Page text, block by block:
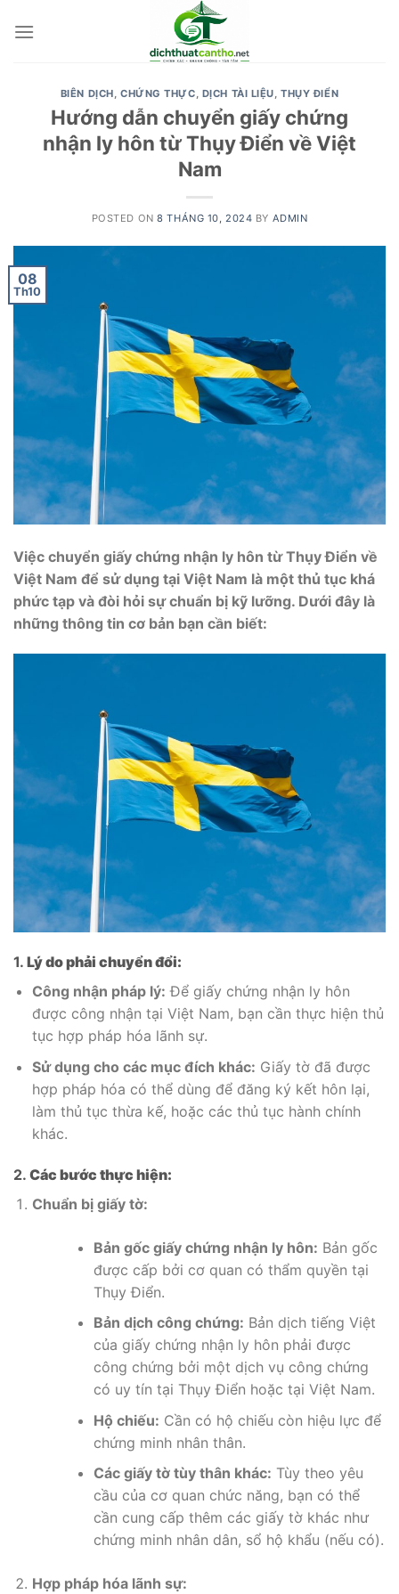
BIÊN DỊCH, CHỨNG THỰC, DỊCH TÀI LIỆU,THỤY ĐIỂN
Hướng dẫn chuyển giấy chứng
nhận ly hôn từ Thụy Điển về Việt
Nam
POSTED ON8 THÁNG 10, 2024 BY ADMIN
08
Th10
Việc chuyển giấy chứng nhận ly hôn từ Thụy Điển về
Việt Nam để sử dụng tại Việt Nam là một thủ tục khá
phức tạp và đòi hỏi sự chuẩn bị kỹ lưỡng. Dưới đây là
những thông tin cơ bản bạn cần biết:
1. Lý do phải chuyển đổi:
Công nhận pháp lý: Để giấy chứng nhận ly hôn
được công nhận tại Việt Nam, bạn cần thực hiện thủ
tục hợp pháp hóa lãnh sự.
Sử dụng cho các mục đích khác: Giấy tờ đã được
hợp pháp hóa có thể dùng để đăng ký kết hôn lại,
làm thủ tục thừa kế, hoặc các thủ tục hành chính
khác.
2. Các bước thực hiện:
Chuẩn bị giấy tờ:
Bản gốc giấy chứng nhận ly hôn: Bản gốc
được cấp bởi cơ quan có thẩm quyền tại
Thụy Điển.
Bản dịch công chứng: Bản dịch tiếng Việt
của giấy chứng nhận ly hôn phải được
công chứng bởi một dịch vụ công chứng
có uy tín tại Thụy Điển hoặc tại Việt Nam.
Hộ chiếu: Cần có hộ chiếu còn hiệu lực để
chứng minh nhân thân.
Các giấy tờ tùy thân khác: Tùy theo yêu
cầu của cơ quan chức năng, bạn có thể
cần cung cấp thêm các giấy tờ khác như
chứng minh nhân dân, sổ hộ khẩu (nếu có).
Hợp pháp hóa lãnh sự: